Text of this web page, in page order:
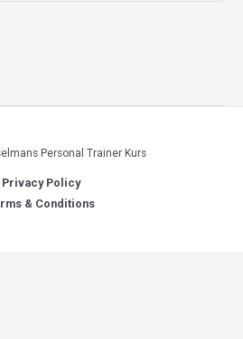
Personal Trainer Kurs
Privacy Policy
& Conditions